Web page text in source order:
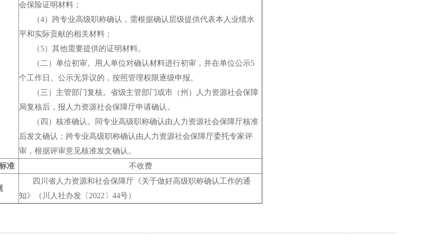
会保险证明材料；
（4）跨专业高级职称确认，需根据确认层级提供代表本人业绩水
平和实际贡献的相关材料；
（5）其他需要提供的证明材料。
（二）单位初审。用人单位对确认材料进行初审，并在单位公示5
个工作日。公示无异议的，按照管理权限逐级申报。
（三）主管部门复核。省级主管部门或市（州）人力资源社会保障
局复核后，报人力资源社会保障厅申请确认。
（四）核准确认。同专业高级职称确认由人力资源社会保障厅核准
后发文确认；跨专业高级职称确认由人力资源社会保障厅委托专家评
审，根据评审意见核准发文确认。
准
不收费
四川省人力资源和社会保障厅《关于做好高级职称确认工作的通
知》（川人社办发〔2022〕44号）